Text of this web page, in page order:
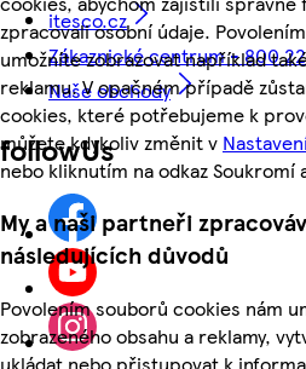
zpracovali osobní údaje.
umožníte zobrazovat například
reklamu. V opačném případě
cookies, které potřebujeme k
můžete kdykoliv změnit v
nebo kliknutím na odkaz
My a naši partneři
následujících důvodů
Povolením souborů cookies nám
zobrazeného obsahu a reklamy,
itesco.cz
Zákaznické centrum - 800
Naše obchody
followUs